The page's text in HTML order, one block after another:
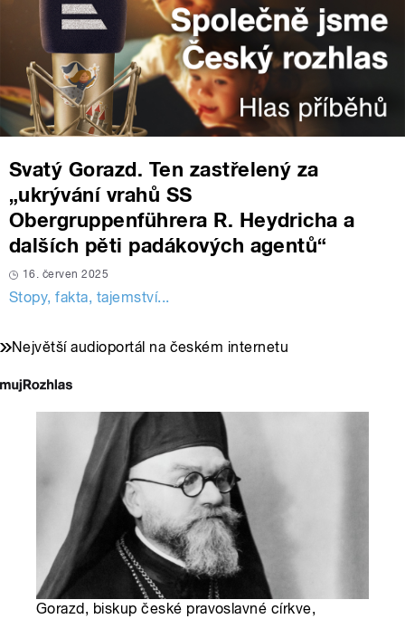
Svatý Gorazd. Ten zastřelený za
„ukrývání vrahů SS
Obergruppenführera R. Heydricha a
dalších pěti padákových agentů“
16. červen 2025
Stopy, fakta, tajemství...
Největší audioportál na českém internetu
Gorazd, biskup české pravoslavné církve,